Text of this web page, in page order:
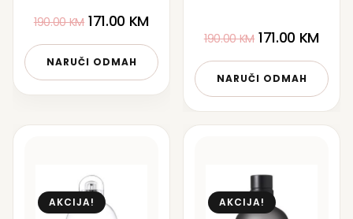
190.00KM 171.00 KM
NARUČI ODMAH
190.00KM 171.00 KM
NARUČI ODMAH
AKCIJA! AKCIJA!